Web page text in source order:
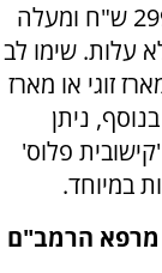
בהזמנת מוצרים של החברה במחיר של 299 ש"ח ומעלה
עלות. שימו לב
זוגי או מארז
ניתן
פלוס'
במיוחד.
מרפא הרמב"ם